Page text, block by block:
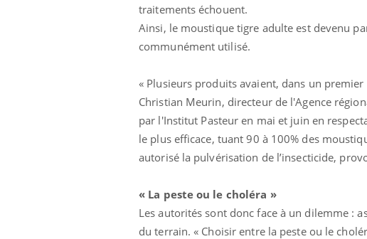
traitements échouent.
Ainsi, le moustique tigre adulte est devenu
communément utilisé.
« Plusieurs produits avaient, dans un
Christian Meurin, directeur de l'Agence
par l'Institut Pasteur en mai et juin en
le plus efficace, tuant 90 à 100% des
autorisé la pulvérisation de l’insecticide,
« La peste ou le choléra »
Les autorités sont donc face à un dilemme :
du terrain. « Choisir entre la peste ou le